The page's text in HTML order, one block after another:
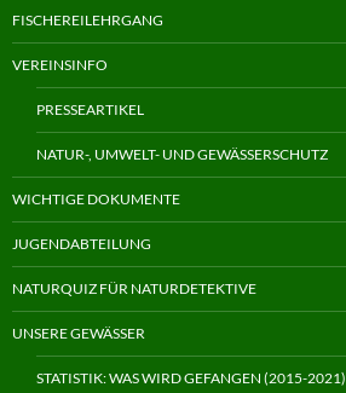
FISCHEREILEHRGANG
VEREINSINFO
PRESSEARTIKEL
NATUR-, UMWELT- UND GEWÄSSERSCHUTZ
WICHTIGE DOKUMENTE
JUGENDABTEILUNG
NATURQUIZ FÜR NATURDETEKTIVE
UNSERE GEWÄSSER
STATISTIK: WAS WIRD GEFANGEN (2015-2021)